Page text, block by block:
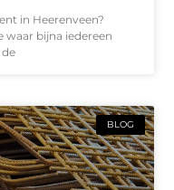
in Heerenveen?
waar bijna iedereen
BLOG